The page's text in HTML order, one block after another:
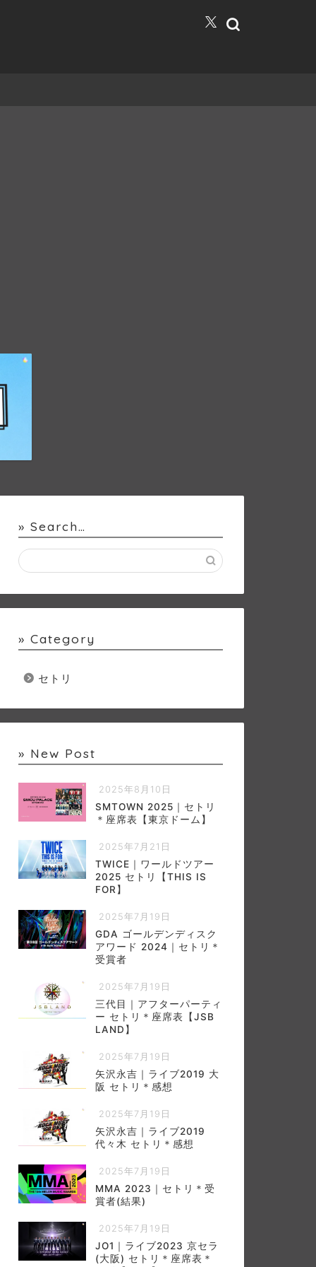
» Search…
» Category
セトリ
» New Post
2025年8月10日
SMTOWN 2025｜セトリ
＊座席表【東京ドーム】
2025年7月21日
TWICE｜ワールドツアー
2025 セトリ【THIS IS
FOR】
2025年7月19日
GDA ゴールデンディスク
アワード 2024｜セトリ＊
受賞者
2025年7月19日
三代目｜アフターパーティ
ー セトリ＊座席表【JSB
LAND】
2025年7月19日
矢沢永吉｜ライブ2019 大
阪 セトリ＊感想
2025年7月19日
矢沢永吉｜ライブ2019
代々木 セトリ＊感想
2025年7月19日
MMA 2023｜セトリ＊受
賞者(結果)
2025年7月19日
JO1｜ライブ2023 京セラ
(大阪) セトリ＊座席表＊